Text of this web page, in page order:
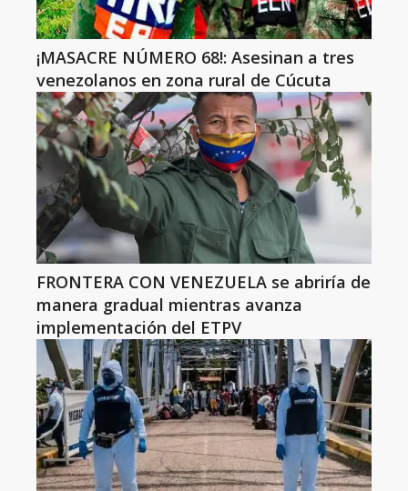
¡MASACRE NÚMERO 68!: Asesinan a tres
venezolanos en zona rural de Cúcuta
FRONTERA CON VENEZUELA se abriría de
manera gradual mientras avanza
implementación del ETPV